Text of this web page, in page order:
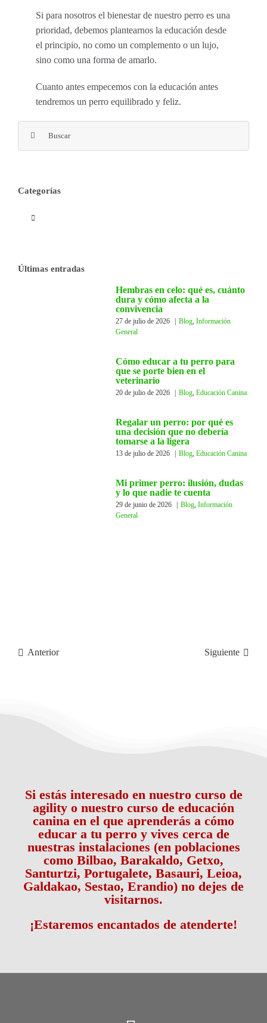
Si para nosotros el bienestar de nuestro perro es una
prioridad, debemos plantearnos la educación desde
el principio, no como un complemento o un lujo,
sino como una forma de amarlo.
Cuanto antes empecemos con la educación antes
tendremos un perro equilibrado y feliz.
Categorías
Toggle
Últimas entradas
Hembras en celo: qué es, cuánto
dura y cómo afecta a la
convivencia
27 de julio de 2026 Blog, Información
General
Cómo educar a tu perro para
que se porte bien en el
veterinario
20 de julio de 2026 Blog, Educación Canina
Regalar un perro: por qué es
una decisión que no debería
tomarse a la ligera
13 de julio de 2026 Blog, Educación Canina
Mi primer perro: ilusión, dudas
y lo que nadie te cuenta
29 de junio de 2026 Blog, Información
General
Anterior Siguiente
Si estás interesado en nuestro curso de
agility o nuestro curso de educación
canina en el que aprenderás a cómo
educar a tu perro y vives cerca de
nuestras instalaciones (en poblaciones
como Bilbao, Barakaldo, Getxo,
Santurtzi, Portugalete, Basauri, Leioa,
Galdakao, Sestao, Erandio) no dejes de
visitarnos.
¡Estaremos encantados de atenderte!